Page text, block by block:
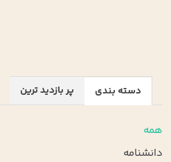
دسته بندی پر بازدید ترین
همه
دانشنامه